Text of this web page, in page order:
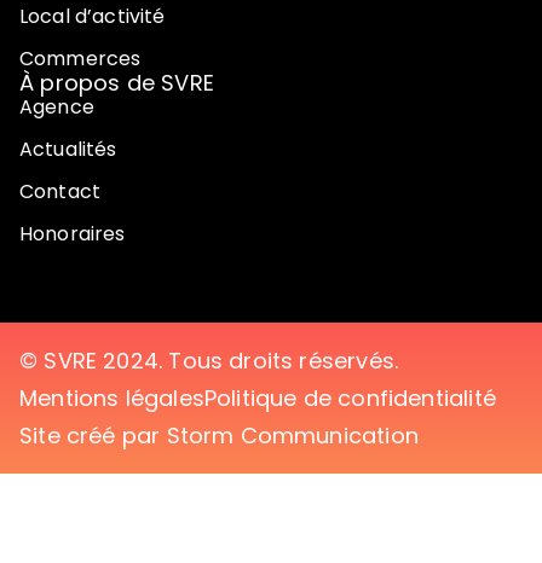
Local d’activité
Commerces
À propos de SVRE
Agence
Actualités
Contact
Honoraires
© SVRE 2024. Tous droits réservés.
Mentions légalesPolitique de confidentialité
Site créé par Storm Communication